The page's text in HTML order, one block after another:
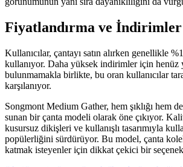
Fiyatlandırma ve İndirimler
Kullanıcılar, çantayı satın alırken genellikle
kullanıyor. Daha yüksek indirimler için henüz
bulunmamakla birlikte, bu oran kullanıcılar
karşılanıyor.
Songmont Medium Gather, hem şıklığı hem
sunan bir çanta modeli olarak öne çıkıyor.
kusursuz dikişleri ve kullanışlı tasarımıyla
popülerliğini sürdürüyor. Bu model, çanta
katmak isteyenler için dikkat çekici bir